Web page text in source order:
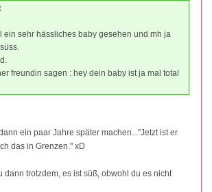
ein sehr hässliches baby gesehen und mh ja
freundin sagen : hey dein baby ist ja mal total
ein paar Jahre später machen..."Jetzt ist er
das in Grenzen." xD
dann trotzdem, es ist süß, obwohl du es nicht